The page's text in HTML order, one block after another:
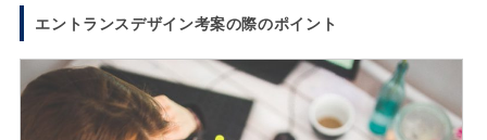
エントランスデザイン考案の際のポイント